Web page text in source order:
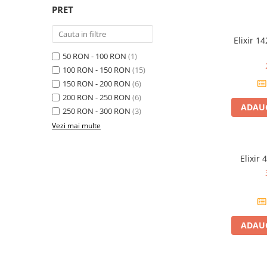
Microfoane de studio
Microfoane de Suprafata
Microfoane de voce si live
Microfoane lavaliera si headset
Microfoane podcast, USB, iOS /
Microfoane pt Camere Video
Microfoane pt instalatii si
PRET
50 RON - 100 RON (1)
100 RON - 150 RON (15)
150 RON - 200 RON (6)
200 RON - 250 RON (6)
250 RON - 300 RON (3)
Vezi mai multe
Elixir
Elixir